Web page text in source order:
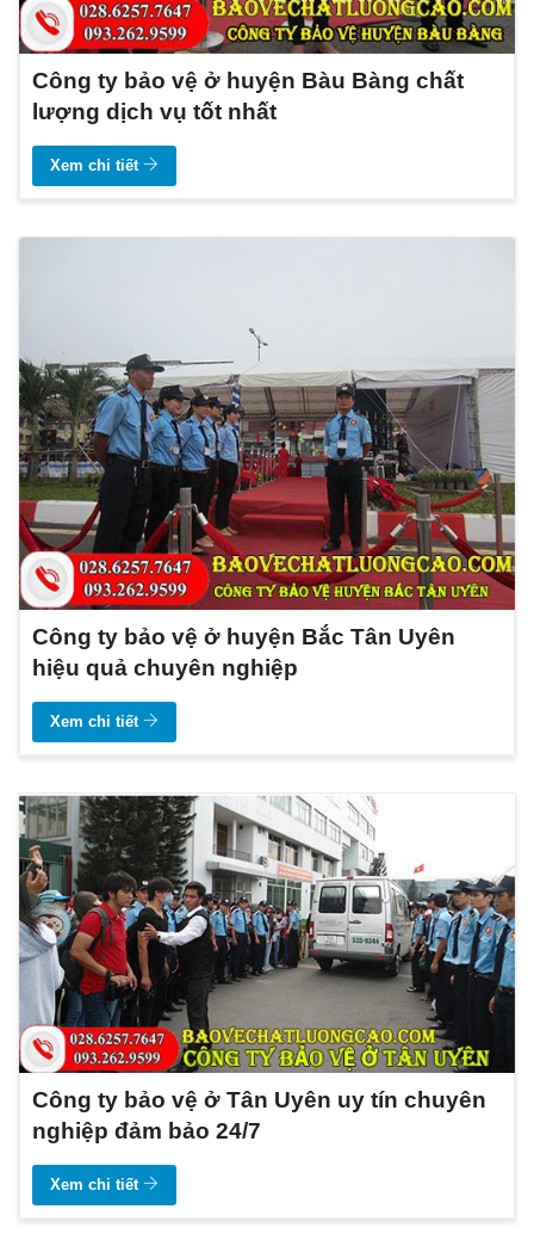
Công ty bảo vệ ở huyện Bàu Bàng chất
lượng dịch vụ tốt nhất
Xem chi tiết
Công ty bảo vệ ở huyện Bắc Tân Uyên
hiệu quả chuyên nghiệp
Xem chi tiết
Công ty bảo vệ ở Tân Uyên uy tín chuyên
nghiệp đảm bảo 24/7
Xem chi tiết